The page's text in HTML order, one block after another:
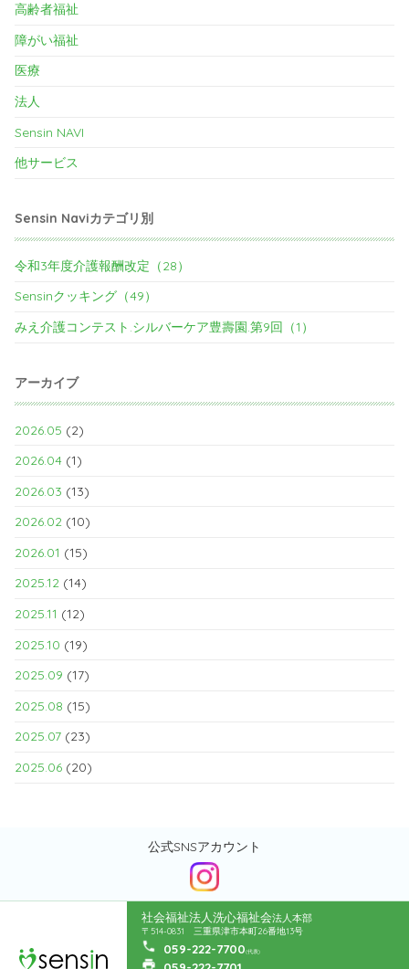
高齢者福祉
障がい福祉
医療
法人
Sensin NAVI
他サービス
Sensin Naviカテゴリ別
令和3年度介護報酬改定（28）
Sensinクッキング（49）
みえ介護コンテスト.シルバーケア豊壽園.第9回（1）
アーカイブ
2026.05 (2)
2026.04 (1)
2026.03 (13)
2026.02 (10)
2026.01 (15)
2025.12 (14)
2025.11 (12)
2025.10 (19)
2025.09 (17)
2025.08 (15)
2025.07 (23)
2025.06 (20)
公式SNSアカウント
社会福祉法人洗心福祉会法人本部
〒514-0831 三重県津市本町26番地13号
059-222-7700(代表)